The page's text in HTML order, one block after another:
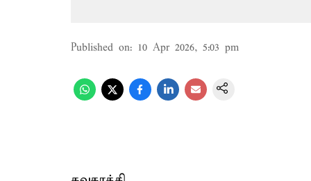
Published on: 10 Apr 2026, 5:03 pm